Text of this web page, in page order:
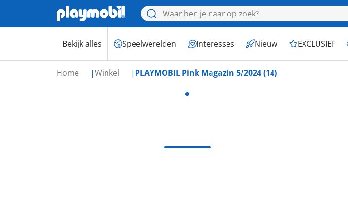
Bekijk alles Speelwerelden Interesses Nieuw EXCLUSIEF
Home Winkel PLAYMOBIL Pink Magazin 5/2024 (14)